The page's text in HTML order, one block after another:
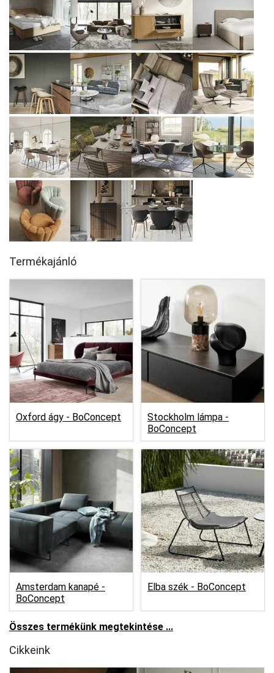
Termékajánló
Oxford ágy - BoConcept
Stockholm lámpa -
BoConcept
Amsterdam kanapé -
BoConcept
Elba szék - BoConcept
Összes termékünk megtekintése ...
Cikkeink